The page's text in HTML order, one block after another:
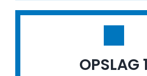
OPSLAG 1